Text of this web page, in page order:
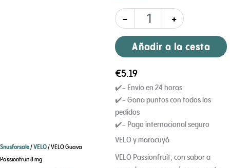
Snusforsale/VELO/ VELO Guava
Passionfruit 8 mg
- +
Añadir a la cesta
€5.19
✔️- Envío en 24 horas
✔️- Gana puntos con todos los
pedidos
✔️- Pago internacional seguro
VELO y maracuyá
VELO Passionfruit, con sabor a